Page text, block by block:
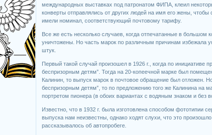
международных выставках под патронатом ФИПА, клеил
конверты отправлялись от других людей на имя его жены,
имели номинал, соответствующий почтовому тарифу.
Все же есть несколько случаев, когда отпечатанные в
уничтожены. Но часть марок по различным причинам избежала
штук.
Первый такой случай произошел в 1926 г., когда по
беспризорным детям”. Тогда на 20-копеечной марке был
Калинин, то выпуск марок в почтовое обращение был отложен.
беспризорным детям”, то по предложению того же Калинина на
портретом пионера (в обоих вариантах с водяным знаком и без
Известно, что в 1932 г. была изготовлена способом фототипии
выпуска нам неизвестны, однако ходят слухи, что это
рассказывалось об автопробеге.